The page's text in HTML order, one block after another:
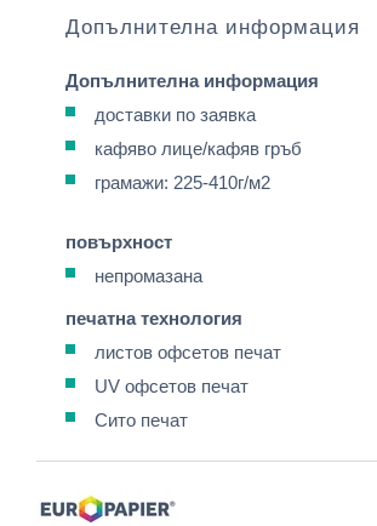
Допълнителна информация
Допълнителна информация
доставки по заявка
кафяво лице/кафяв гръб
грамажи: 225-410г/м2
повърхност
непромазана
печатна технология
листов офсетов печат
UV офсетов печат
Сито печат